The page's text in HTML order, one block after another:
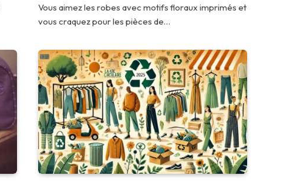
Vous aimez les robes avec motifs floraux imprimés et
vous craquez pour les pièces de…